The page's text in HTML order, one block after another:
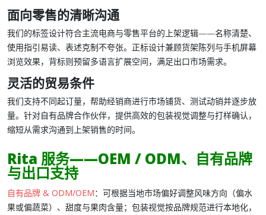
面向零售的清晰沟通
我们的标签设计符合主流电商与零售平台的上架逻辑——名称清楚、
使用指引易读、表述克制不夸张。正标设计兼顾货架陈列与手机屏幕
浏览效果，背标则预留多语言扩展空间，满足出口市场需求。
灵活的贸易条件
我们支持不同起订量，帮助经销商进行市场铺货、测试动销并逐步放
量。针对自有品牌合作伙伴，提供高效的包装视觉调整与打样确认，
缩短从需求沟通到上架销售的时间。
Rita 服务——OEM / ODM、自有品牌
与出口支持
自有品牌 & ODM/OEM：可根据当地市场偏好调整风味方向（偏水
果或偏蔬菜）、甜度与果肉含量；包装视觉按品牌规范进行本地化，